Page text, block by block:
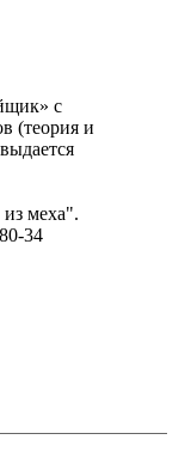
с
(теория и
меха".
34